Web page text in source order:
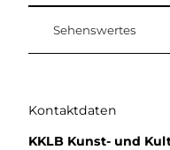
Sehenswertes
Kontaktdaten
KKLB Kunst- und